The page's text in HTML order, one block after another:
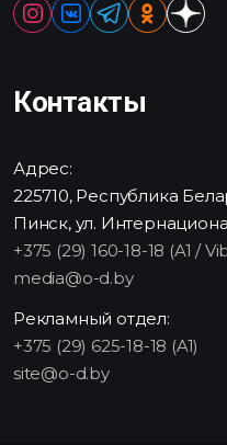
Контакты
Адрес:
225710, Республика
Пинск, ул.
+375 (29) 160-18-18 (A1 /
media@o-d.by
Рекламный отдел:
+375 (29) 625-18-18 (A1)
site@o-d.by